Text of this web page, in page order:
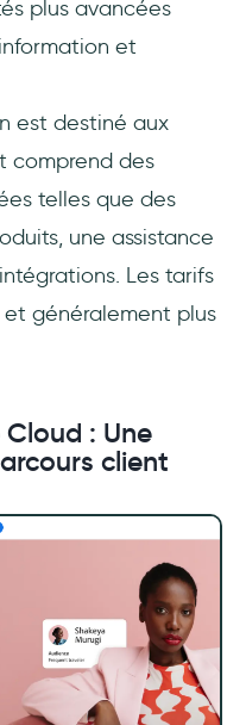
plus avancées
et
est destiné aux
comprend des
telles que des
une assistance
Les tarifs
généralement plus
: Une
client